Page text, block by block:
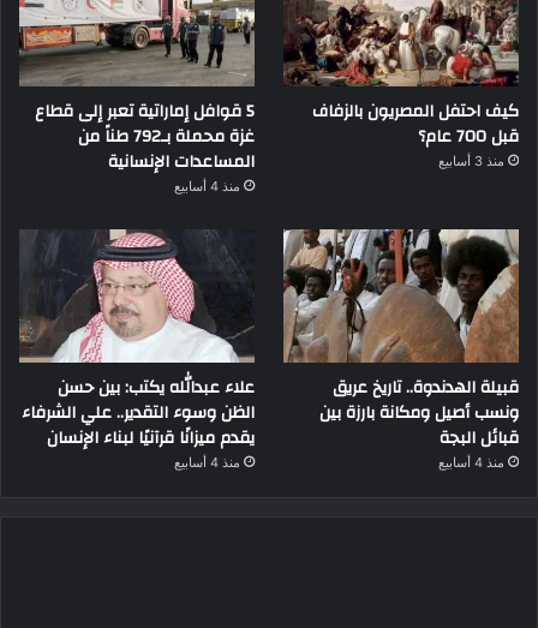
كيف احتفل المصريون بالزفاف
قبل 700 عام؟
منذ 3 أسابيع
5 قوافل إماراتية تعبر إلى قطاع
غزة محملة بـ792 طناً من
المساعدات الإنسانية
منذ 4 أسابيع
قبيلة الهدندوة.. تاريخ عريق
ونسب أصيل ومكانة بارزة بين
قبائل البجة
منذ 4 أسابيع
علاء عبدالله يكتب: بين حسن
الظن وسوء التقدير.. علي الشرفاء
يقدم ميزانًا قرآنيًا لبناء الإنسان
منذ 4 أسابيع